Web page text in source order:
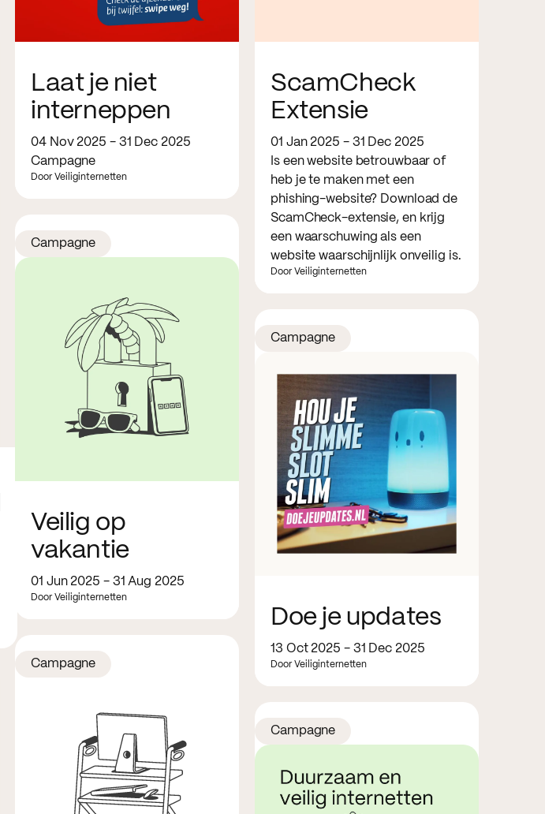
Laat je niet
interneppen
04 Nov 2025 - 31 Dec 2025
Campagne
Door Veiliginternetten
ScamCheck
Extensie
01 Jan 2025 - 31 Dec 2025
Is een website betrouwbaar of
heb je te maken met een
phishing-website? Download de
ScamCheck-extensie, en krijg
een waarschuwing als een
website waarschijnlijk onveilig is.
Door Veiliginternetten
Veilig op
vakantie
01 Jun 2025 - 31 Aug 2025
Door Veiliginternetten
Campagne
Doe je updates
13 Oct 2025 - 31 Dec 2025
Door Veiliginternetten
Campagne
Campagne
Campagne